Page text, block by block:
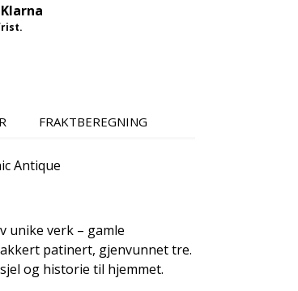
FRAKTBEREGNING
Antique
unike verk – gamle
patinert, gjenvunnet tre.
og historie til hjemmet.